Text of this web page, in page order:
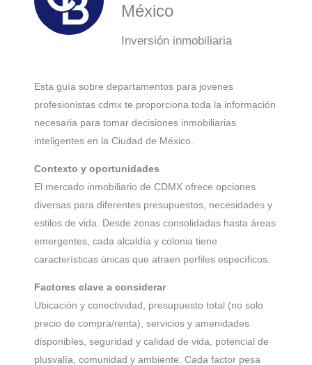
México
Inversión inmobiliaria
Esta guía sobre departamentos para jovenes
profesionistas cdmx te proporciona toda la información
necesaria para tomar decisiones inmobiliarias
inteligentes en la Ciudad de México.
Contexto y oportunidades
El mercado inmobiliario de CDMX ofrece opciones
diversas para diferentes presupuestos, necesidades y
estilos de vida. Desde zonas consolidadas hasta áreas
emergentes, cada alcaldía y colonia tiene
características únicas que atraen perfiles específicos.
Factores clave a considerar
Ubicación y conectividad, presupuesto total (no solo
precio de compra/renta), servicios y amenidades
disponibles, seguridad y calidad de vida, potencial de
plusvalía, comunidad y ambiente. Cada factor pesa